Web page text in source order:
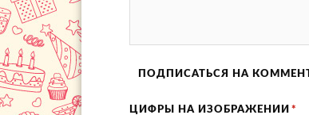
ПОДПИСАТЬСЯ НА
ЦИФРЫ НА ИЗОБРАЖЕНИИ *